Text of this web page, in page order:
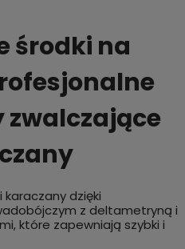
środki na
karaczany dzięki
z deltametryną i
które zapewniają szybki i